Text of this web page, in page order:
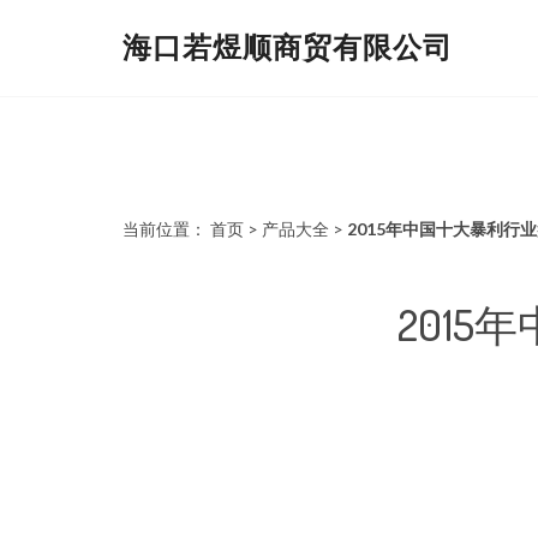
海口若煜顺商贸有限公司
当前位置： 首页 > 产品大全 > 2015年中国十大暴利行
2015